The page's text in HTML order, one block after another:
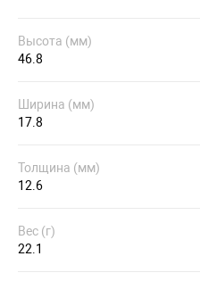
Высота (мм)
46.8
Ширина (мм)
17.8
Толщина (мм)
12.6
Вес (г)
22.1